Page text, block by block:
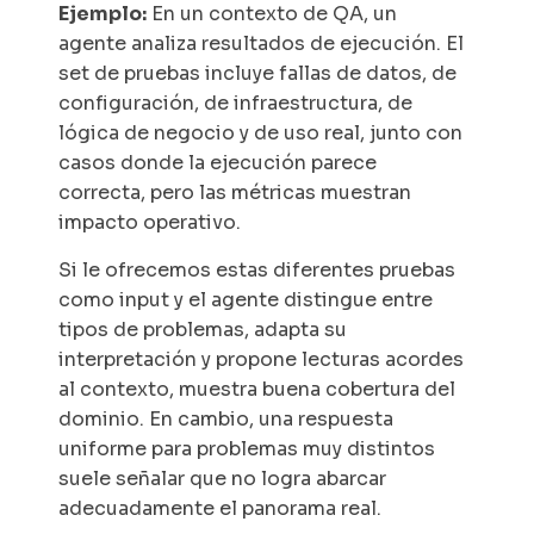
Ejemplo: En un contexto de QA, un
agente analiza resultados de ejecución. El
set de pruebas incluye fallas de datos, de
configuración, de infraestructura, de
lógica de negocio y de uso real, junto con
casos donde la ejecución parece
correcta, pero las métricas muestran
impacto operativo.
Si le ofrecemos estas diferentes pruebas
como inputy el agente distingue entre
tipos de problemas, adapta su
interpretación y propone lecturas acordes
al contexto, muestra buena cobertura del
dominio. En cambio, una respuesta
uniforme para problemas muy distintos
suele señalar que no logra abarcar
adecuadamente el panorama real.